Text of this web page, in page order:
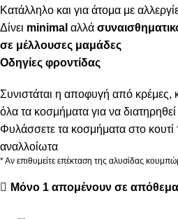
Κατάλληλο και για άτομα με
Δίνει minimal αλλά
σε μέλλουσες μαμάδες
Οδηγίες φροντίδας
Συνιστάται η αποφυγή από κρέμες,
όλα τα κοσμήματα για να
Φυλάσσετε τα κοσμήματα στο κουτί
αναλλοίωτα
* Αν επιθυμείτε επέκταση της αλυσίδας
Μόνο 1 απομένουν σε απόθεμα